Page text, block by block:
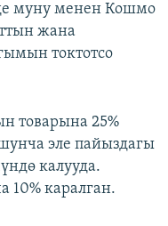
муну менен Кошмо
жана
токтотсо
товарына 25%
эле пайыздагы
калууда.
каралган.